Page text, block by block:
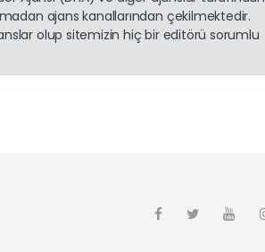
ajans kanallarından çekilmektedir.
olup sitemizin hiç bir editörü sorumlu